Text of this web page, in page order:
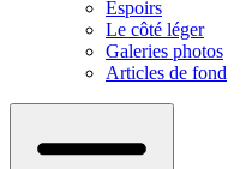
Espoirs
Le côté léger
Galeries photos
Articles de fond